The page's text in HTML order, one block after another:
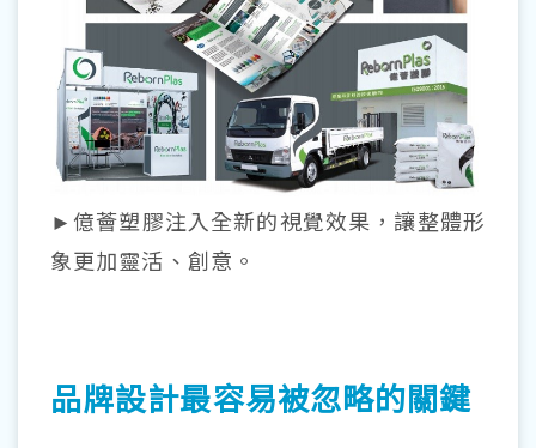
►億薈塑膠注入全新的視覺效果，讓整體形
象更加靈活、創意。
品牌設計最容易被忽略的關鍵